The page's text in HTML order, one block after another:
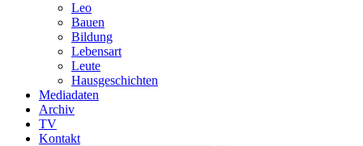
Leo
Bauen
Bildung
Lebensart
Leute
Hausgeschichten
Mediadaten
Archiv
TV
Kontakt